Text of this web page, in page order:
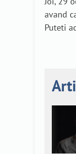
avand
Puteti